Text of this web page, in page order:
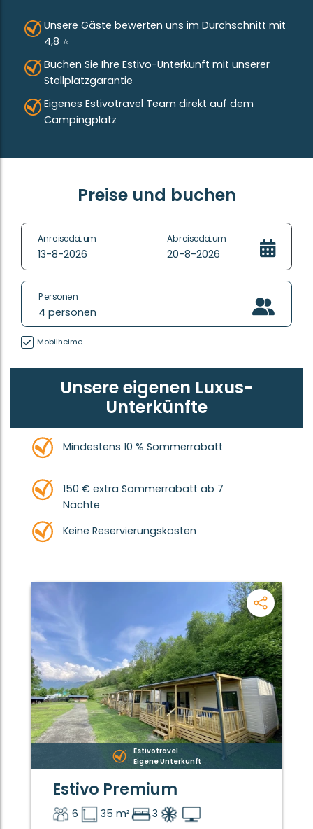
aber in dieser traumhaften Umgebung will man
seine Zeit im Freien genießen! Genau dafür gibt es
die extra breite, überdachte Veranda mit
gemütlicher Lounge-Ecke – der perfekte Ort für
lange Sommerabende in der Steiermark.
Sichern Sie sich Ihren Wunschplatz
Unsere Gäste bewerten uns im Durchschnitt mit
4,8 ⭐
Buchen Sie Ihre Estivo-Unterkunft mit unserer
Stellplatzgarantie
Eigenes Estivotravel Team direkt auf dem
Campingplatz
Preise und buchen
Anreisedatum
13-8-2026
Abreisedatum
20-8-2026
Personen
4 personen
Mobilheime
Unsere eigenen Luxus-
Unterkünfte
Mindestens 10 % Sommerrabatt
150 € extra Sommerrabatt ab 7
Nächte
Keine Reservierungskosten
Estivotravel
Eigene Unterkunft
Estivo Premium
6 35 m² 3